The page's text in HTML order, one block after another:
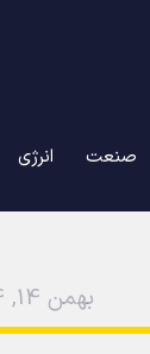
صنعت انرژی
بهمن 14, 1404